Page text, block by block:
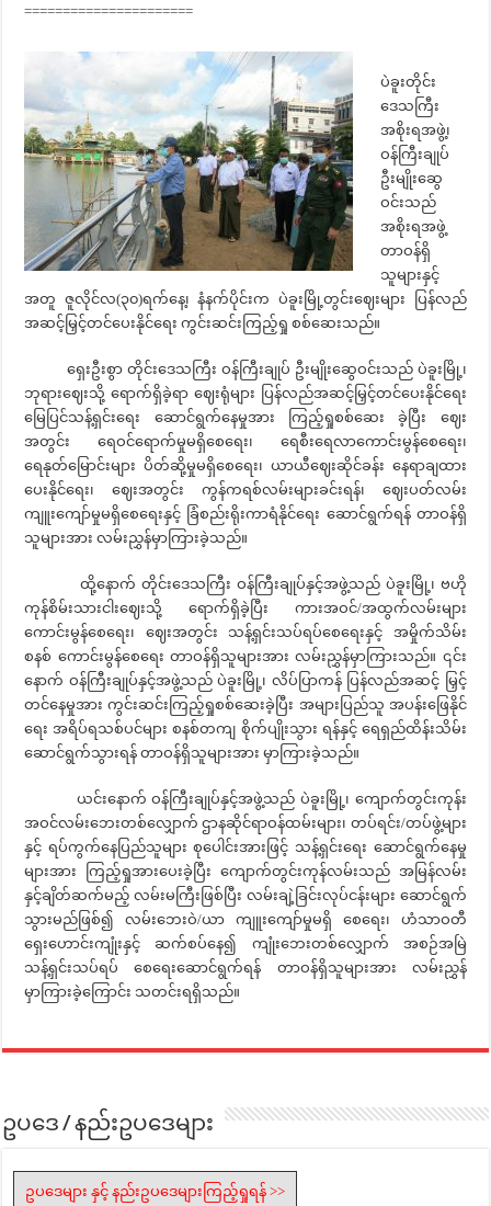
======================
ပဲခူးတိုင်း
ဒေသကြီး
အစိုးရအဖွဲ့၊
ဝန်ကြီးချုပ်
ဦးမျိုးဆွေ
ဝင်းသည်
အစိုးရအဖွဲ့
တာဝန်ရှိ
သူများနှင့်
အတူ ဇူလိုင်လ(၃၀)ရက်နေ့၊ နံနက်ပိုင်းက ပဲခူးမြို့တွင်းဈေးများ ပြန်လည်
အဆင့်မြှင့်တင်ပေးနိုင်ရေး ကွင်းဆင်းကြည့်ရှု စစ်ဆေးသည်။
ရှေးဦးစွာ တိုင်းဒေသကြီး ဝန်ကြီးချုပ် ဦးမျိုးဆွေဝင်းသည် ပဲခူးမြို့၊
ဘုရားဈေးသို့ ရောက်ရှိခဲ့ရာ ဈေးရုံများ ပြန်လည်အဆင့်မြှင့်တင်ပေးနိုင်ရေး
မြေပြင်သန့်ရှင်းရေး ဆောင်ရွက်နေမှုအား ကြည့်ရှုစစ်ဆေး ခဲ့ပြီး ဈေး
အတွင်း ရေဝင်ရောက်မှုမရှိစေရေး၊ ရေစီးရေလာကောင်းမွန်စေရေး၊
ရေနုတ်မြောင်းများ ပိတ်ဆို့မှုမရှိစေရေး၊ ယာယီဈေးဆိုင်ခန်း နေရာချထား
ပေးနိုင်ရေး၊ ဈေးအတွင်း ကွန်ကရစ်လမ်းများခင်းရန်၊ ဈေးပတ်လမ်း
ကျူးကျော်မှုမရှိစေရေးနှင့် ခြံစည်းရိုးကာရံနိုင်ရေး ဆောင်ရွက်ရန် တာဝန်ရှိ
သူများအား လမ်းညွှန်မှာကြားခဲ့သည်။
ထို့နောက် တိုင်းဒေသကြီး ဝန်ကြီးချုပ်နှင့်အဖွဲ့သည် ပဲခူးမြို့၊ ဗဟို
ကုန်စိမ်းသားငါးဈေးသို့ ရောက်ရှိခဲ့ပြီး ကားအဝင်/အထွက်လမ်းများ
ကောင်းမွန်စေရေး၊ ဈေးအတွင်း သန့်ရှင်းသပ်ရပ်စေရေးနှင့် အမှိုက်သိမ်း
စနစ် ကောင်းမွန်စေရေး တာဝန်ရှိသူများအား လမ်းညွှန်မှာကြားသည်။ ၎င်း
နောက် ဝန်ကြီးချုပ်နှင့်အဖွဲ့သည် ပဲခူးမြို့၊ လိပ်ပြာကန် ပြန်လည်အဆင့် မြှင့်
တင်နေမှုအား ကွင်းဆင်းကြည့်ရှုစစ်ဆေးခဲ့ပြီး အများပြည်သူ အပန်းဖြေနိုင်
ရေး အရိပ်ရသစ်ပင်များ စနစ်တကျ စိုက်ပျိုးသွား ရန်နှင့် ရေရှည်ထိန်းသိမ်း
ဆောင်ရွက်သွားရန် တာဝန်ရှိသူများအား မှာကြားခဲ့သည်။
ယင်းနောက် ဝန်ကြီးချုပ်နှင့်အဖွဲ့သည် ပဲခူးမြို့၊ ကျောက်တွင်းကုန်း
အဝင်လမ်းဘေးတစ်လျှောက် ဌာနဆိုင်ရာဝန်ထမ်းများ၊ တပ်ရင်း/တပ်ဖွဲ့များ
နှင့် ရပ်ကွက်နေပြည်သူများ စုပေါင်းအားဖြင့် သန့်ရှင်းရေး ဆောင်ရွက်နေမှု
များအား ကြည့်ရှုအားပေးခဲ့ပြီး ကျောက်တွင်းကုန်လမ်းသည် အမြန်လမ်း
နှင့်ချိတ်ဆက်မည့် လမ်းမကြီးဖြစ်ပြီး လမ်းချဲ့ခြင်းလုပ်ငန်းများ ဆောင်ရွက်
သွားမည်ဖြစ်၍ လမ်းဘေးဝဲ/ယာ ကျူးကျော်မှုမရှိ စေရေး၊ ဟံသာဝတီ
ရှေးဟောင်းကျုံးနှင့် ဆက်စပ်နေ၍ ကျုံးဘေးတစ်လျှောက် အစဉ်အမြဲ
သန့်ရှင်းသပ်ရပ် စေရေးဆောင်ရွက်ရန် တာဝန်ရှိသူများအား လမ်းညွှန်
မှာကြားခဲ့ကြောင်း သတင်းရရှိသည်။
ဥပဒေ / နည်းဥပဒေများ
ဥပဒေများ နှင့် နည်းဥပဒေများကြည့်ရှုရန် >>